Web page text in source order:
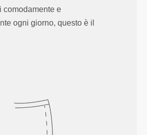
comodamente e
ogni giorno, questo è il